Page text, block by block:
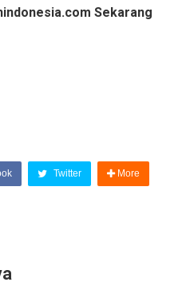
Sekarang
Twitter More